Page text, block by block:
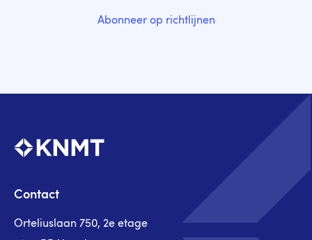
Abonneer op richtlijnen
Contact
Orteliuslaan 750, 2e etage